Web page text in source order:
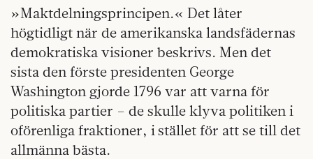
»Maktdelningsprincipen.« Det låter
högtidligt när de amerikanska landsfädernas
demokratiska visioner beskrivs. Men det
sista den förste presidenten George
Washington gjorde 1796 var att varna för
politiska partier – de skulle klyva politiken i
oförenliga fraktioner, i stället för att se till det
allmänna bästa.